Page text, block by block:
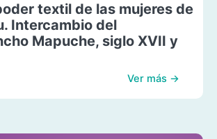
textil de las mujeres de
Intercambio del
Mapuche, siglo XVII y
Ver más →